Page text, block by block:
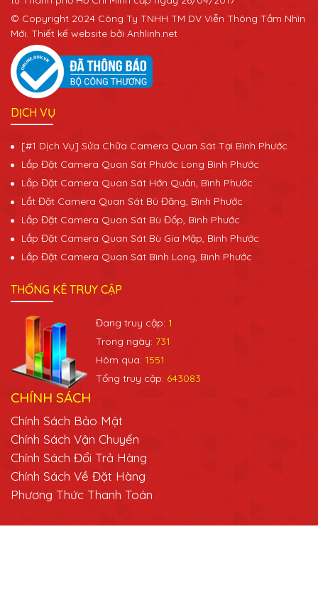
© Copyright 2024 Công Ty TNHH TM DV Viễn Thông Tầm Nhìn
Mới. Thiết kế website bởi Anhlinh.net
DỊCH VỤ
[#1 Dịch Vụ] Sửa Chữa Camera Quan Sát Tại Bình Phước
Lắp Đặt Camera Quan Sát Phước Long Bình Phước
Lắp Đặt Camera Quan Sát Hớn Quản, Bình Phước
Lắt Đặt Camera Quan Sát Bù Đăng, Bình Phước
Lắp Đặt Camera Quan Sát Bù Đốp, Bình Phước
Lắp Đặt Camera Quan Sát Bù Gia Mập, Bình Phước
Lắp Đặt Camera Quan Sát Bình Long, Bình Phước
THỐNG KÊ TRUY CẬP
Đang truy cập: 1
Trong ngày: 731
Hôm qua: 1551
Tổng truy cập: 643083
CHÍNH SÁCH
Chính Sách Bảo Mật
Chính Sách Vận Chuyển
Chính Sách Đổi Trả Hàng
Chính Sách Về Đặt Hàng
Phương Thức Thanh Toán